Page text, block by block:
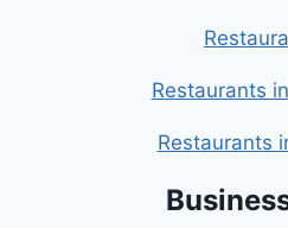
Restaurants
Restaurants